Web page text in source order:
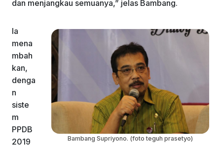
dan menjangkau semuanya,” jelas Bambang.
Bambang Supriyono. (foto teguh prasetyo)
Ia
mena
mbah
kan,
denga
n
siste
m
PPDB
2019